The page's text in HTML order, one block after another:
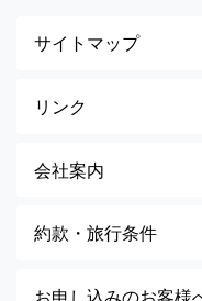
サイトマップ
リンク
会社案内
約款・旅行条件
お申し込みのお客様